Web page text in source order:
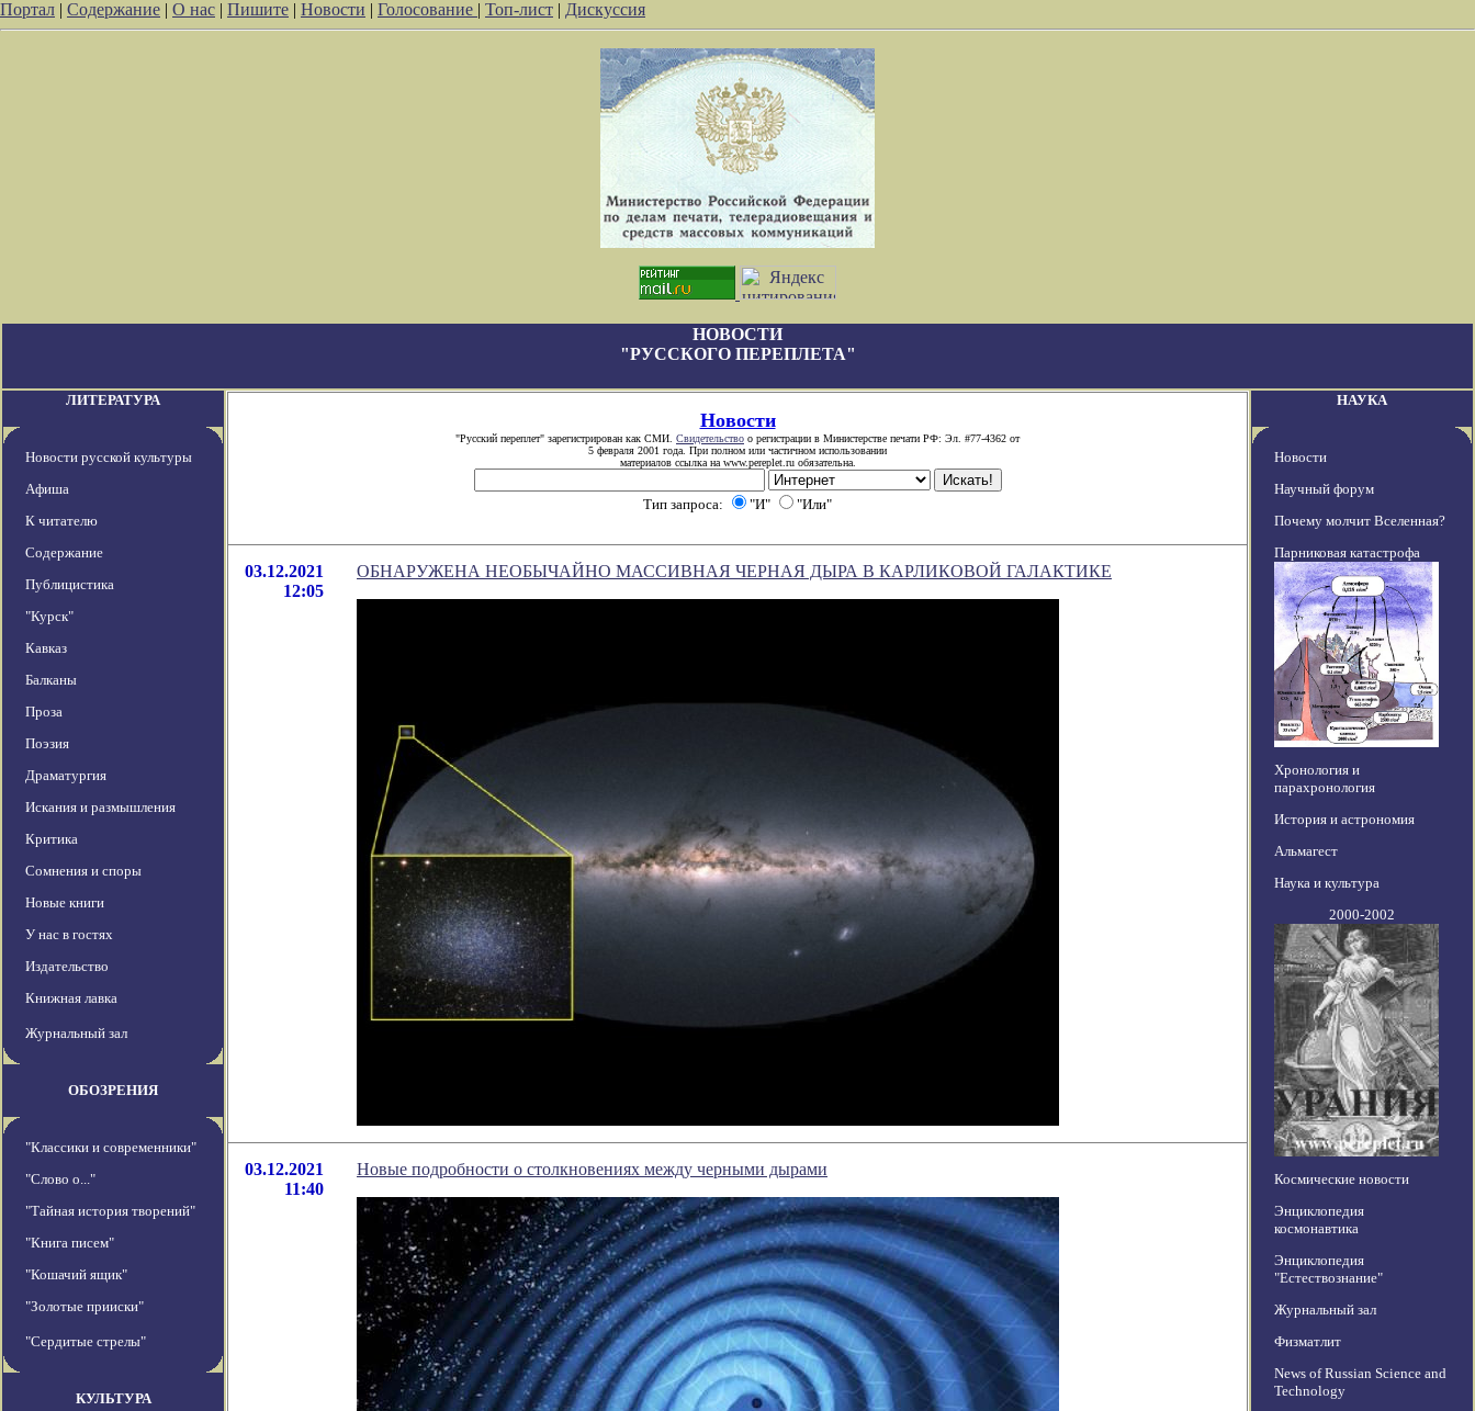
Портал | Содержание | О нас | Пишите | Новости | Голосование | Топ-лист | Дискуссия
НОВОСТИ
"РУССКОГО ПЕРЕПЛЕТА"
ЛИТЕРАТУРА
Новости русской культуры
Афиша
К читателю
Содержание
Публицистика
"Курск"
Кавказ
Балканы
Проза
Поэзия
Драматургия
Искания и размышления
Критика
Сомнения и споры
Новые книги
У нас в гостях
Издательство
Книжная лавка
Журнальный зал
ОБОЗРЕНИЯ
"Классики и современники"
"Слово о..."
"Тайная история творений"
"Книга писем"
"Кошачий ящик"
"Золотые прииски"
"Сердитые стрелы"
КУЛЬТУРА
Новости
"Русский переплет" зарегистрирован как СМИ. Свидетельство о регистрации в Министерстве печати РФ: Эл. #77-4362 от
5 февраля 2001 года. При полном или частичном использовании
материалов ссылка на www.pereplet.ru обязательна.
Тип запроса: "И" "Или"
03.12.2021
12:05
ОБНАРУЖЕНА НЕОБЫЧАЙНО МАССИВНАЯ ЧЕРНАЯ ДЫРА В КАРЛИКОВОЙ ГАЛАКТИКЕ
03.12.2021
11:40
Новые подробности о столкновениях между черными дырами
НАУКА
Новости
Научный форум
Почему молчит Вселенная?
Парниковая катастрофа
Хронология и
парахронология
История и астрономия
Альмагест
Наука и культура
2000-2002
Космические новости
Энциклопедия
космонавтика
Энциклопедия
"Естествознание"
Журнальный зал
Физматлит
News of Russian Science and
Technology